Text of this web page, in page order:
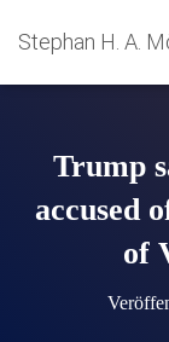
Stephan H. A.
Trump
accused
of